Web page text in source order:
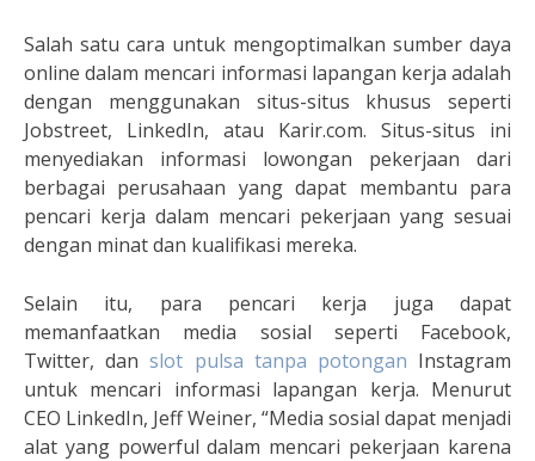
Salah satu cara untuk mengoptimalkan sumber daya
online dalam mencari informasi lapangan kerja adalah
dengan menggunakan situs-situs khusus seperti
Jobstreet, LinkedIn, atau Karir.com. Situs-situs ini
menyediakan informasi lowongan pekerjaan dari
berbagai perusahaan yang dapat membantu para
pencari kerja dalam mencari pekerjaan yang sesuai
dengan minat dan kualifikasi mereka.
Selain itu, para pencari kerja juga dapat
memanfaatkan media sosial seperti Facebook,
Twitter, danslot pulsa tanpa potongan Instagram
untuk mencari informasi lapangan kerja. Menurut
CEO LinkedIn, Jeff Weiner, “Media sosial dapat menjadi
alat yang powerful dalam mencari pekerjaan karena